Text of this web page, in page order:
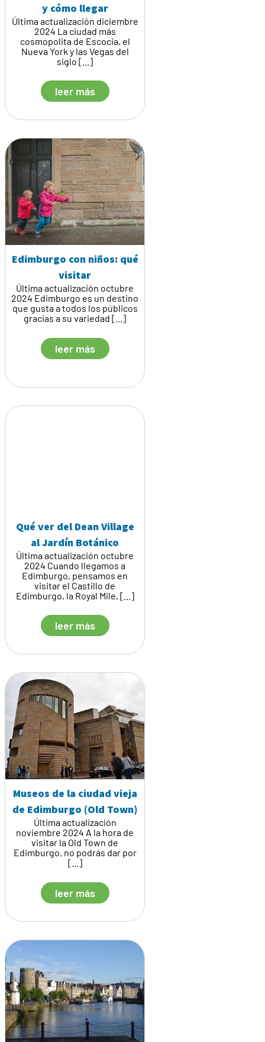
y cómo llegar
Última actualización diciembre
2024 La ciudad más
cosmopolita de Escocia, el
Nueva York y las Vegas del
siglo [...]
leer más
Edimburgo con niños: qué
visitar
Última actualización octubre
2024 Edimburgo es un destino
que gusta a todos los públicos
gracias a su variedad [...]
leer más
Qué ver del Dean Village
al Jardín Botánico
Última actualización octubre
2024 Cuando llegamos a
Edimburgo, pensamos en
visitar el Castillo de
Edimburgo, la Royal Mile, [...]
leer más
Museos de la ciudad vieja
de Edimburgo (Old Town)
Última actualización
noviembre 2024 A la hora de
visitar la Old Town de
Edimburgo, no podrás dar por
[...]
leer más